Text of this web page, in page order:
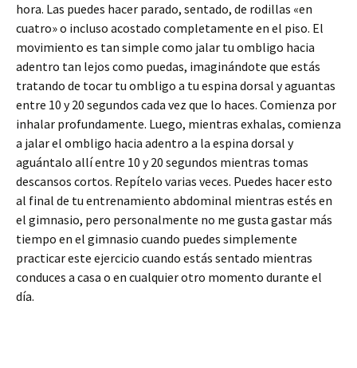
hora. Las puedes hacer parado, sentado, de rodillas «en
cuatro» o incluso acostado completamente en el piso. El
movimiento es tan simple como jalar tu ombligo hacia
adentro tan lejos como puedas, imaginándote que estás
tratando de tocar tu ombligo a tu espina dorsal y aguantas
entre 10 y 20 segundos cada vez que lo haces. Comienza por
inhalar profundamente. Luego, mientras exhalas, comienza
a jalar el ombligo hacia adentro a la espina dorsal y
aguántalo allí entre 10 y 20 segundos mientras tomas
descansos cortos. Repítelo varias veces. Puedes hacer esto
al final de tu entrenamiento abdominal mientras estés en
el gimnasio, pero personalmente no me gusta gastar más
tiempo en el gimnasio cuando puedes simplemente
practicar este ejercicio cuando estás sentado mientras
conduces a casa o en cualquier otro momento durante el
día.